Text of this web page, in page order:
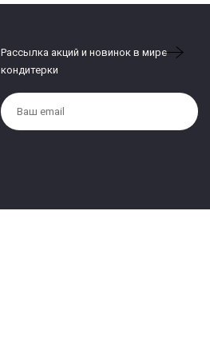
Рассылка акций и новинок в мире
кондитерки